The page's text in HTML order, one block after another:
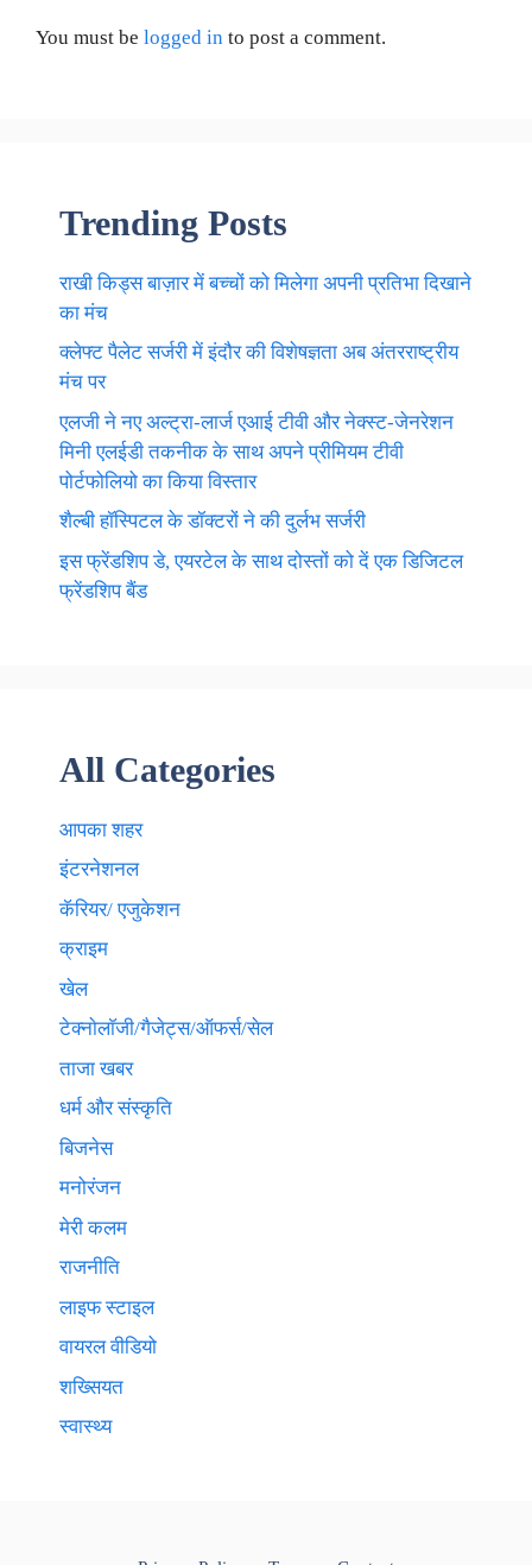
You must be logged in to post a comment.
Trending Posts
राखी किड्स बाज़ार में बच्चों को मिलेगा अपनी प्रतिभा दिखाने
का मंच
क्लेफ्ट पैलेट सर्जरी में इंदौर की विशेषज्ञता अब अंतरराष्ट्रीय
मंच पर
एलजी ने नए अल्ट्रा-लार्ज एआई टीवी और नेक्स्ट-जेनरेशन
मिनी एलईडी तकनीक के साथ अपने प्रीमियम टीवी
पोर्टफोलियो का किया विस्तार
शैल्बी हॉस्पिटल के डॉक्टरों ने की दुर्लभ सर्जरी
इस फ्रेंडशिप डे, एयरटेल के साथ दोस्तों को दें एक डिजिटल
फ्रेंडशिप बैंड
All Categories
आपका शहर
इंटरनेशनल
कॅरियर/ एजुकेशन
क्राइम
खेल
टेक्नाेलाॅजी/गैजेट्स/ऑफर्स/सेल
ताजा खबर
धर्म और संस्कृति
बिजनेस
मनोरंजन
मेरी कलम
राजनीति
लाइफ स्टाइल
वायरल वीडियो
शख्सियत
स्वास्थ्य